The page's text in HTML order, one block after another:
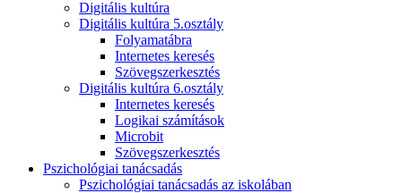
Digitális kultúra
Digitális kultúra 5.osztály
Folyamatábra
Internetes keresés
Szövegszerkesztés
Digitális kultúra 6.osztály
Internetes keresés
Logikai számítások
Microbit
Szövegszerkesztés
Pszichológiai tanácsadás
Pszichológiai tanácsadás az iskolában